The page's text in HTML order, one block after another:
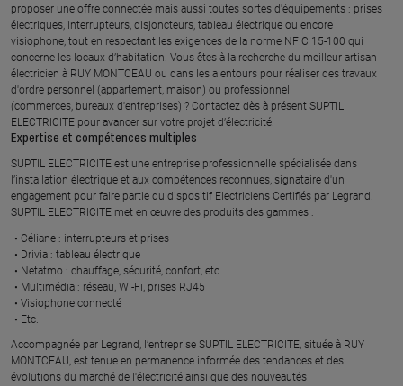
proposer une offre connectée mais aussi toutes sortes d'équipements : prises
électriques, interrupteurs, disjoncteurs, tableau électrique ou encore
visiophone, tout en respectant les exigences de la norme NF C 15-100 qui
concerne les locaux d’habitation. Vous êtes à la recherche du meilleur artisan
électricien à RUY MONTCEAU ou dans les alentours pour réaliser des travaux
d'ordre personnel (appartement, maison) ou professionnel
(commerces, bureaux d'entreprises) ? Contactez dès à présent SUPTIL
ELECTRICITE pour avancer sur votre projet d’électricité.
Expertise et compétences multiples​
​SUPTIL ELECTRICITE est une entreprise professionnelle spécialisée dans
l’installation électrique et aux compétences reconnues, ​signataire d'un
engagement pour faire partie du dispositif Electriciens Certifiés par Legrand​.
SUPTIL ELECTRICITE met en œuvre des produits des gammes : ​
Céliane : interrupteurs et prises ​
Drivia : tableau électrique ​
Netatmo : chauffage, sécurité, confort, etc.​
Multimédia : réseau, Wi-Fi, prises RJ45​
Visiophone connecté​
Etc.​
​Accompagnée par Legrand, l’entreprise SUPTIL ELECTRICITE, située à RUY
MONTCEAU, est tenue en permanence informée des tendances et des
évolutions du marché de l'électricité ainsi que des nouveautés